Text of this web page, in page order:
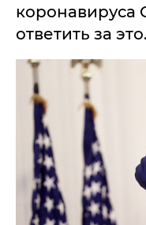
коронавируса
ответить за это.